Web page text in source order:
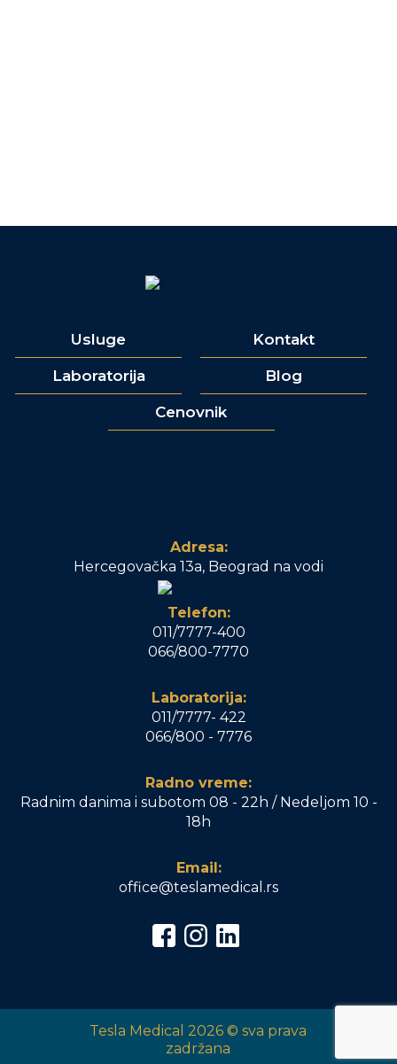
Usluge Kontakt
Laboratorija Blog
Cenovnik
Adresa:
Hercegovačka 13a, Beograd na vodi
Telefon:
011/7777-400
066/800-7770
Laboratorija:
011/7777- 422
066/800 - 7776
Radno vreme:
Radnim danima i subotom 08 - 22h / Nedeljom 10 -
18h
Email:
office@teslamedical.rs
Tesla Medical 2026 © sva prava
zadržana